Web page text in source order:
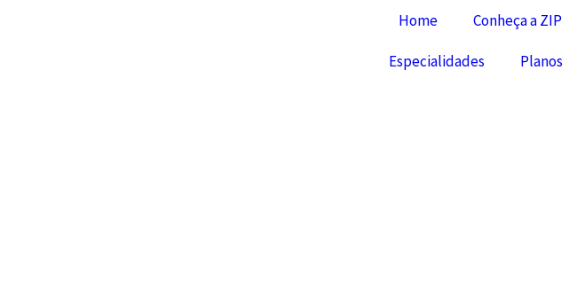
Home Conheça a ZIP
Especialidades Planos